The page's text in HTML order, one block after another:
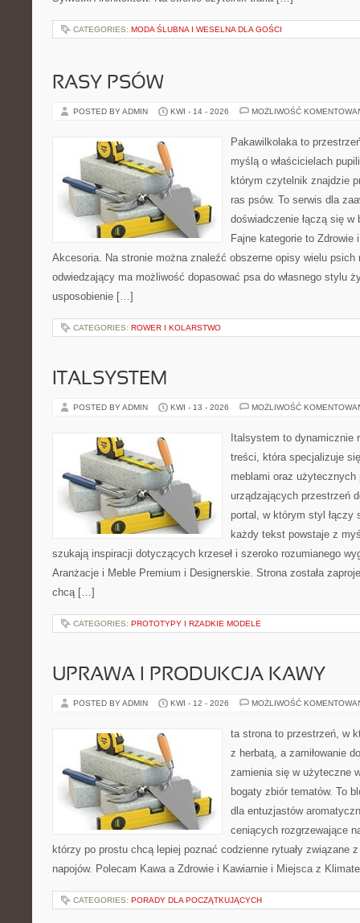
CATEGORIES: MODA ŚLUBNA I WESELNA DLA GOŚCI
RASY PSÓW
POSTED BY ADMIN KWI - 14 - 2026 MOŻLIWOŚĆ
Pakawilkolaka to
myślą o właścicielach
którym czytelnik znajdzie
ras psów. To serwis dla
doświadczenie łączą się w
Fajne kategorie to
Akcesoria. Na stronie można znaleźć obszerne opisy wielu psich
odwiedzający ma możliwość dopasować psa do własnego stylu
usposobienie […]
CATEGORIES: ROWER I KOLARSTWO
ITALSYSTEM
POSTED BY ADMIN KWI - 13 - 2026 MOŻLIWOŚĆ
Italsystem to dynamicznie
treści, która specjalizuje
meblami oraz użytecznych
urządzających przestrzeń
portal, w którym styl łączy
każdy tekst powstaje z
szukają inspiracji dotyczących krzeseł i szeroko rozumianego
Aranżacje i Meble Premium i Designerskie. Strona została
chcą […]
CATEGORIES: PROTOTYPY I RZADKIE MODELE
UPRAWA I PRODUKCJA KAWY
POSTED BY ADMIN KWI - 12 - 2026 MOŻLIWOŚĆ
ta strona to przestrzeń, w
z herbatą, a zamiłowanie
zamienia się w użyteczne
bogaty zbiór tematów. To
dla entuzjastów
ceniących rozgrzewające
którzy po prostu chcą lepiej poznać codzienne rytuały związane
napojów. Polecam Kawa a Zdrowie i Kawiarnie i Miejsca z
CATEGORIES: PORADY DLA POCZĄTKUJĄCYCH